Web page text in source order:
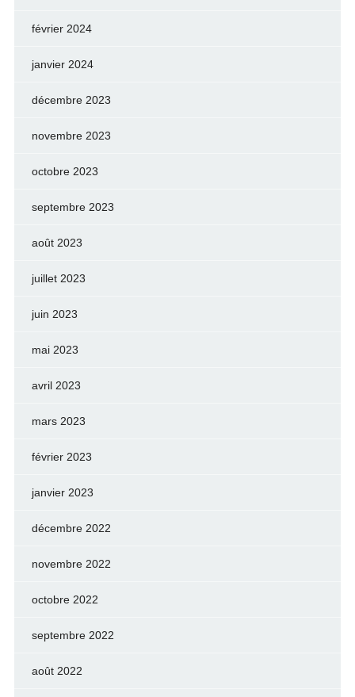
février 2024
janvier 2024
décembre 2023
novembre 2023
octobre 2023
septembre 2023
août 2023
juillet 2023
juin 2023
mai 2023
avril 2023
mars 2023
février 2023
janvier 2023
décembre 2022
novembre 2022
octobre 2022
septembre 2022
août 2022